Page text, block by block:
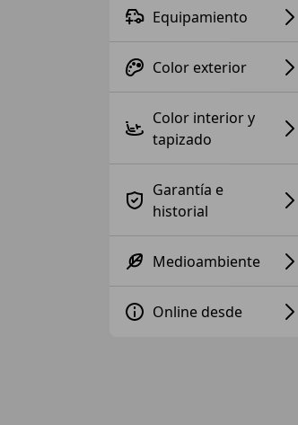
Equipamiento
Color exterior
Color interior y
tapizado
Garantía e
historial
Medioambiente
Online desde